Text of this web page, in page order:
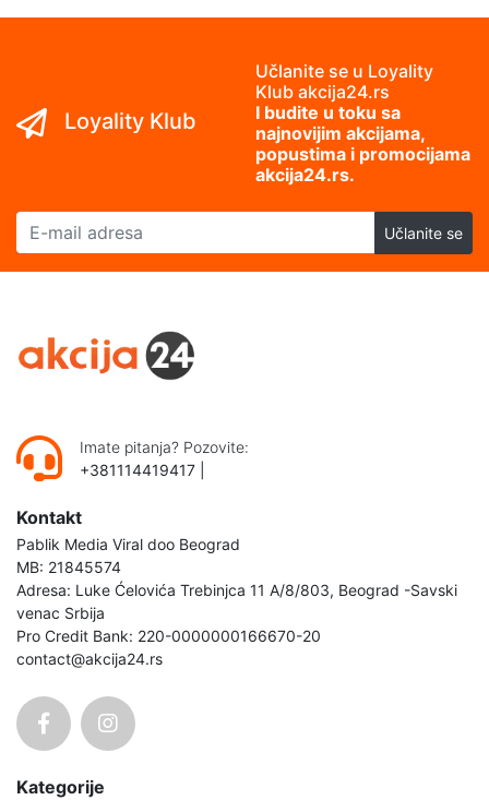
Loyality Klub
Učlanite se u Loyality
Klub akcija24.rs
I budite u toku sa
najnovijim akcijama,
popustima i promocijama
akcija24.rs.
E-mail adresa
Učlanite se
Imate pitanja? Pozovite:
+381114419417
Kontakt
Pablik Media Viral doo Beograd
MB: 21845574
Adresa: Luke Ćelovića Trebinjca 11 A/8/803, Beograd -Savski
venac Srbija
Pro Credit Bank: 220-0000000166670-20
contact@akcija24.rs
Kategorije